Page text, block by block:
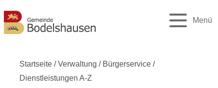
Menü
Startseite /Verwaltung / Bürgerservice /
Dienstleistungen A-Z